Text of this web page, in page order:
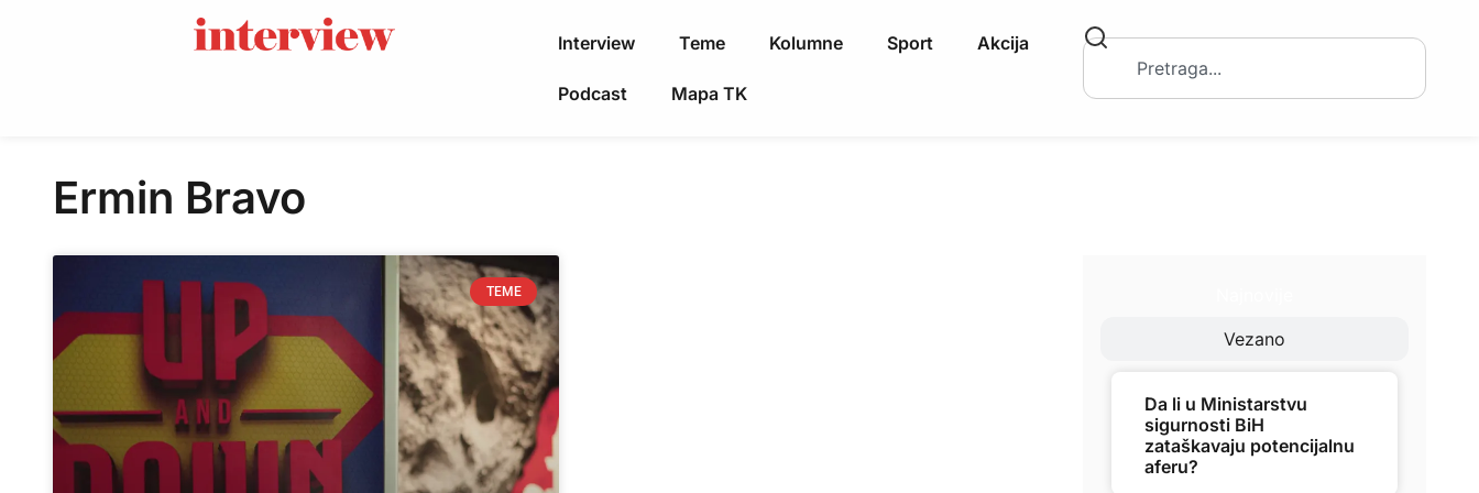
Interview Teme Kolumne Sport Akcija
Podcast Mapa TK
Ermin Bravo
TEME
Vezano
Da li u Ministarstvu
sigurnosti BiH
zataškavaju potencijalnu
aferu?